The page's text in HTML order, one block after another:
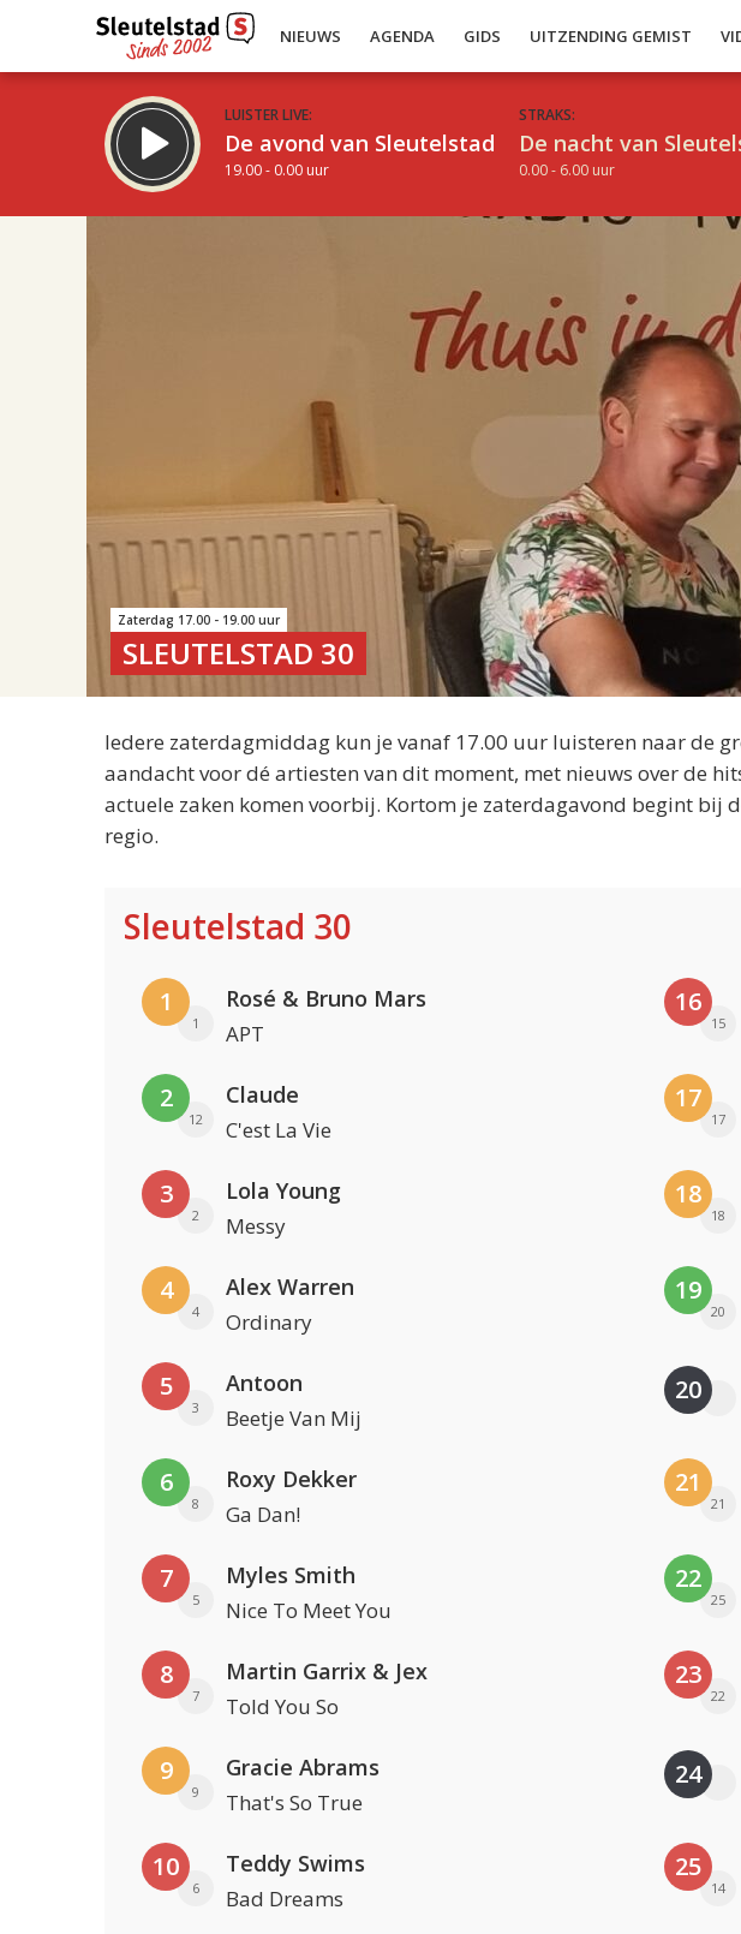
NIEUWS AGENDA GIDS UITZENDING GEMIST
LUISTER LIVE:
De avond van Sleutelstad
19.00 - 0.00 uur
STRAKS:
De nacht van
0.00 - 6.00 uur
Zaterdag 17.00 - 19.00 uur
SLEUTELSTAD 30
Iedere zaterdagmiddag kun je vanaf 17.00 uur luisteren naar de
aandacht voor dé artiesten van dit moment, met nieuws over de
actuele zaken komen voorbij. Kortom je zaterdagavond begint bij
regio.
Sleutelstad 30
1
1
Rosé & Bruno Mars
APT
2
12
Claude
C'est La Vie
3
2
Lola Young
Messy
4
4
Alex Warren
Ordinary
5
3
Antoon
Beetje Van Mij
6
8
Roxy Dekker
Ga Dan!
7
5
Myles Smith
Nice To Meet You
8
7
Martin Garrix & Jex
Told You So
9
9
Gracie Abrams
That's So True
10
6
Teddy Swims
Bad Dreams
16
15
17
17
18
18
19
20
20
21
21
22
25
23
22
24
25
14